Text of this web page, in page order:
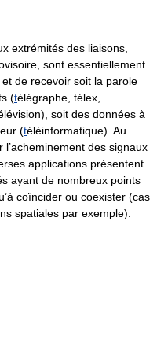
extrémités des liaisons,
sont essentiellement
et de recevoir soit la parole
(télégraphe, télex,
soit des données à
(téléinformatique). Au
des signaux
applications présentent
ayant de nombreux points
coïncider ou coexister (cas
spatiales par exemple).